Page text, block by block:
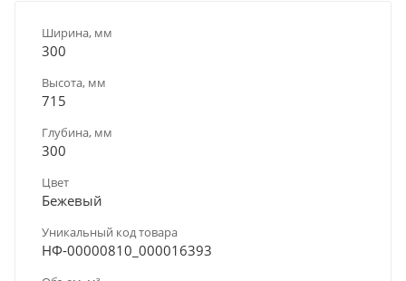
Ширина, мм
300
Высота, мм
715
Глубина, мм
300
Цвет
Бежевый
Уникальный код товара
НФ-00000810_000016393